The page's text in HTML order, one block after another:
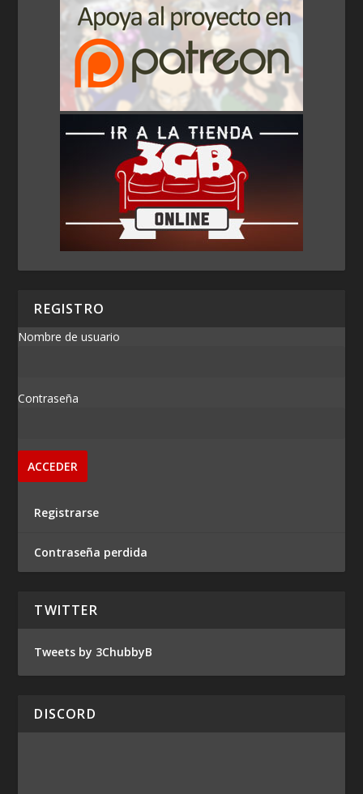
REGISTRO
Nombre de usuario
Contraseña
Registrarse
Contraseña perdida
TWITTER
Tweets by 3ChubbyB
DISCORD